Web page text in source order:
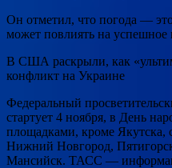
Он отметил, что погода —
может повлиять на
В США раскрыли, как
конфликт на Украине
Федеральный
стартует 4 ноября, в День
площадками, кроме Якутска,
Нижний Новгород,
Мансийск. ТАСС —